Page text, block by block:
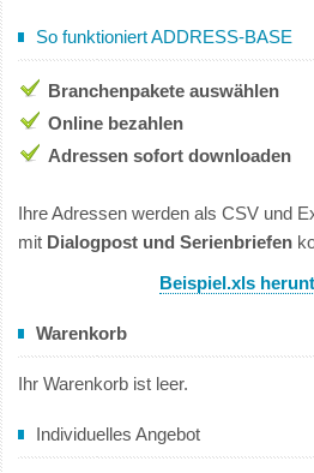
So funktioniert ADDRESS-BASE
Branchenpakete auswählen
Online bezahlen
Adressen sofort downloaden
Ihre Adressen werden als CSV und
mit Dialogpost und Serienbriefen
Beispiel.xls
Warenkorb
Ihr Warenkorb ist leer.
Individuelles Angebot